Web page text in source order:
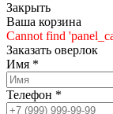
Закрыть
Ваша корзина
Cannot find
Заказать оверлок
Имя *
Телефон *